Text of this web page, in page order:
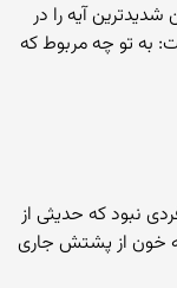
آیه را در
به تو چه مربوط که
نبود که حدیثی از
خون از پشتش جاری